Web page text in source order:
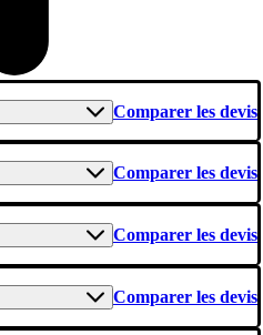
Comparer les devis
Comparer les devis
Comparer les devis
Comparer les devis